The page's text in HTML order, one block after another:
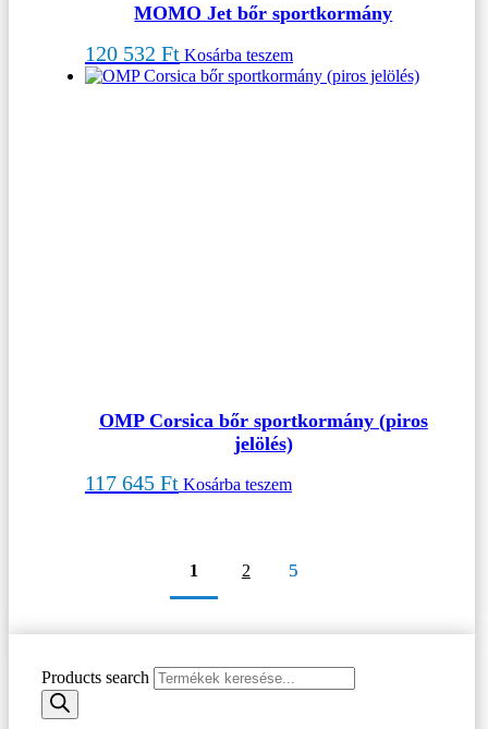
MOMO Jet bőr sportkormány
120 532 Ft Kosárba teszem
OMP Corsica bőr sportkormány (piros
jelölés)
117 645 Ft Kosárba teszem
1 2
Products search